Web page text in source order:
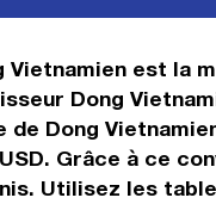
Vietnamien est la
Dong
de Dong
Grâce à ce
Utilisez les